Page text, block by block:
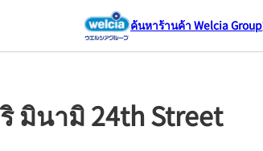
ค้นหาร้านค้า Welcia Group
มินามิ 24th Street